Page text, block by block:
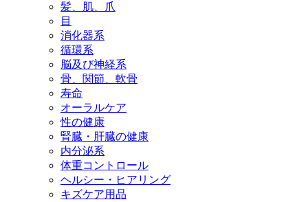
髪、肌、爪
目
消化器系
循環系
脳及び神経系
骨、関節、軟骨
寿命
オーラルケア
性の健康
腎臓・肝臓の健康
内分泌系
体重コントロール
ヘルシー・ヒアリング
キズケア用品